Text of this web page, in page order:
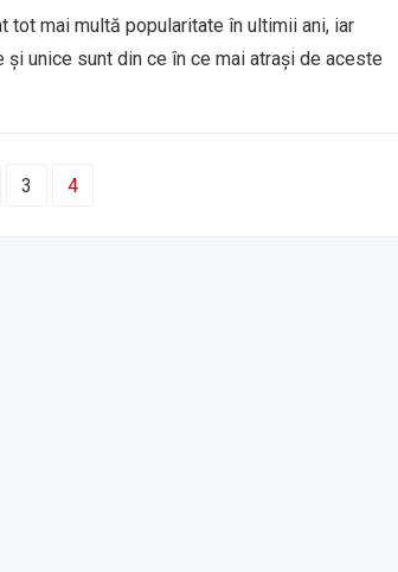
tot mai multă popularitate în ultimii ani, iar
unice sunt din ce în ce mai atrași de aceste
3 4